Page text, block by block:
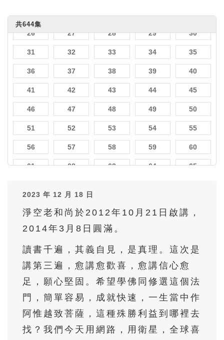
共644集
21 22 23 24 25
26 27 28 29 30
31 32 33 34 35
36 37 38 39 40
41 42 43 44 45
46 47 48 49 50
51 52 53 54 55
56 57 58 59 60
61 62 63 64 65
77 78
86 88 89
91 92 93 94 95
96 97 98 99 100
101 102 103 104 105
2023 年 12 月 18 日
淨空老和尚於2012年10月21日啟講，
2014年3月8日圓滿。
讀書千遍，其義自見，是真理。這次是
講第三遍，愈講愈歡喜，愈講信心愈
足，願心堅固。希望學佛同修選這個法
門，簡單容易，成就快速，一生當中作
阿惟越致菩薩，這種殊勝利益到哪裡去
找？我們今天用網路，用衛星，全球喜